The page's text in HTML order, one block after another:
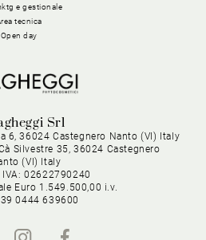
e gestionale
tecnica
Open day
Srl
6, 36024 Castegnero Nanto (VI) Italy
Silvestre 35, 36024 Castegnero
(VI) Italy
IVA: 02622790240
Euro 1.549.500,00 i.v.
0444 639600